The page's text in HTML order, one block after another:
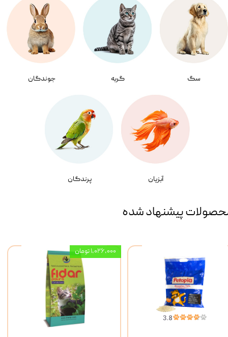
سگ گربه جوندگان
آبزیان پرندگان
پیشنهاد شده
۱,۰۲۶,۰۰۰ تومان